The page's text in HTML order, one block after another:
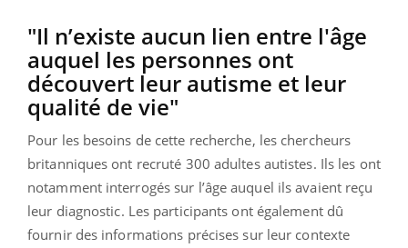
"Il n’existe aucun lien entre l'âge
auquel les personnes ont
découvert leur autisme et leur
qualité de vie"
Pour les besoins de cette recherche, les chercheurs
britanniques ont recruté 300 adultes autistes. Ils les ont
notamment interrogés sur l’âge auquel ils avaient reçu
leur diagnostic. Les participants ont également dû
fournir des informations précises sur leur contexte